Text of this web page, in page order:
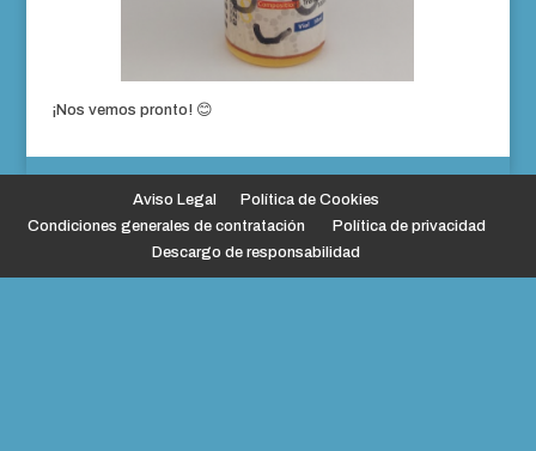
¡Nos vemos pronto! 😊
Aviso Legal
Política de Cookies
Condiciones generales de contratación
Política de privacidad
Descargo de responsabilidad